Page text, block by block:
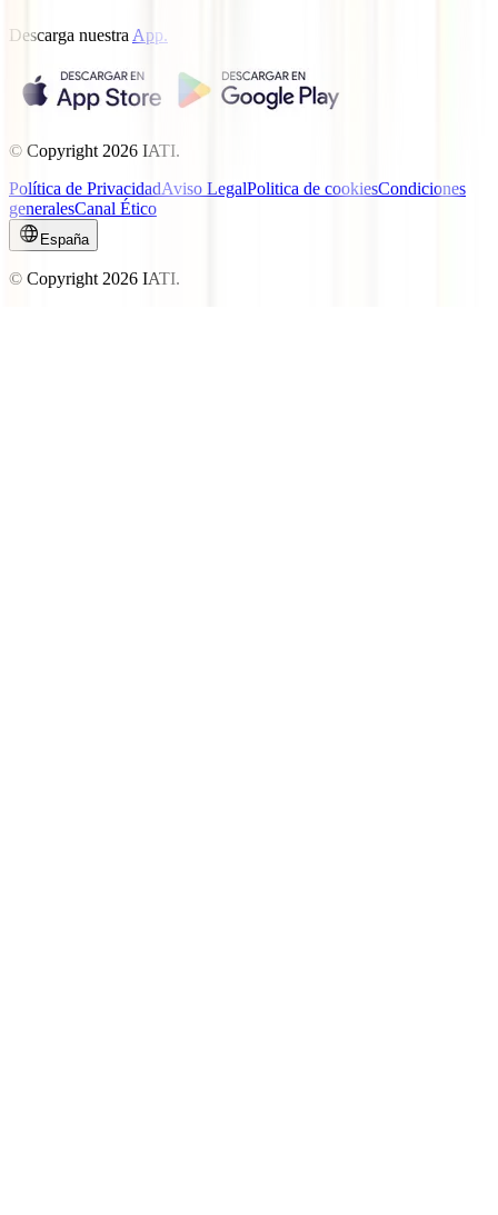
Descarga nuestra App.
© Copyright 2026 IATI.
Política de PrivacidadAviso LegalPolitica de cookiesCondiciones
generalesCanal Ético
España
© Copyright 2026 IATI.